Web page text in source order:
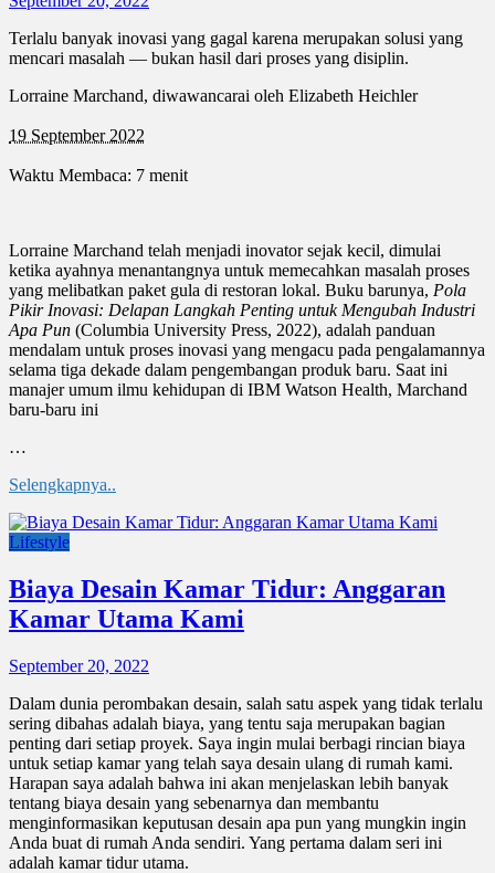
Terlalu banyak inovasi yang gagal karena merupakan solusi yang
mencari masalah — bukan hasil dari proses yang disiplin.
Lorraine Marchand, diwawancarai oleh Elizabeth Heichler
19 September 2022
Waktu Membaca: 7 menit
Lorraine Marchand telah menjadi inovator sejak kecil, dimulai
ketika ayahnya menantangnya untuk memecahkan masalah proses
yang melibatkan paket gula di restoran lokal. Buku barunya, Pola
Pikir Inovasi: Delapan Langkah Penting untuk Mengubah Industri
Apa Pun (Columbia University Press, 2022), adalah panduan
mendalam untuk proses inovasi yang mengacu pada pengalamannya
selama tiga dekade dalam pengembangan produk baru. Saat ini
manajer umum ilmu kehidupan di IBM Watson Health, Marchand
baru-baru ini
…
Selengkapnya..
Lifestyle
Biaya Desain Kamar Tidur: Anggaran
Kamar Utama Kami
September 20, 2022
Dalam dunia perombakan desain, salah satu aspek yang tidak terlalu
sering dibahas adalah biaya, yang tentu saja merupakan bagian
penting dari setiap proyek. Saya ingin mulai berbagi rincian biaya
untuk setiap kamar yang telah saya desain ulang di rumah kami.
Harapan saya adalah bahwa ini akan menjelaskan lebih banyak
tentang biaya desain yang sebenarnya dan membantu
menginformasikan keputusan desain apa pun yang mungkin ingin
Anda buat di rumah Anda sendiri. Yang pertama dalam seri ini
adalah kamar tidur utama.